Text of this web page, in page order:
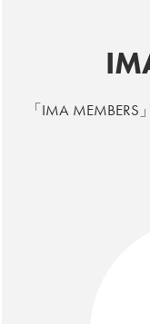
「IMA